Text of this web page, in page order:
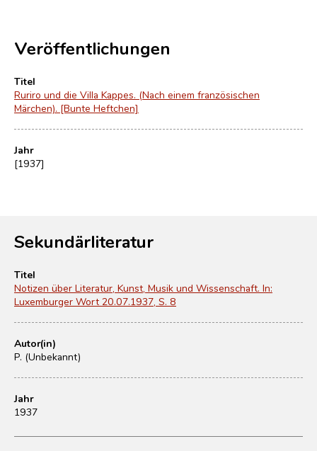
Veröffentlichungen
Titel
Ruriro und die Villa Kappes. (Nach einem französischen
Märchen). [Bunte Heftchen]
Jahr
[1937]
Sekundärliteratur
Titel
Notizen über Literatur, Kunst, Musik und Wissenschaft. In:
Luxemburger Wort 20.07.1937, S. 8
Autor(in)
P. (Unbekannt)
Jahr
1937